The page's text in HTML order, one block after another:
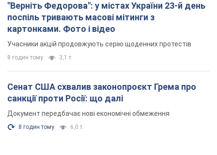
"Верніть Федорова": у містах України 23-й день
поспіль тривають масові мітинги з
картонками. Фото і відео
Учасники акцій продовжують серію щоденних протестів
8 годин тому 3,1 т.
Сенат США схвалив законопроєкт Грема про
санкції проти Росії: що далі
Документ передбачає нові економічні обмеження
8 годин тому 6,0 т.